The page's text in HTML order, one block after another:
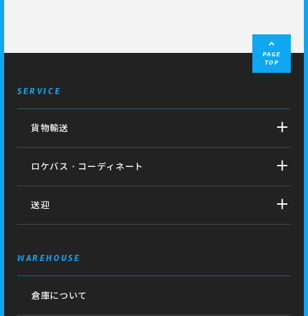
PAGE
TOP
SERVICE
貨物輸送
ロケバス・コーディネート
送迎
WAREHOUSE
倉庫について